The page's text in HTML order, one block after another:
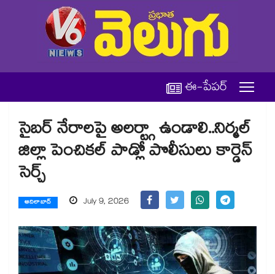
ఈ-పేపర్
సైబర్ నేరాలపై అలర్ట్గా ఉండాలి..నిర్మల్
జిల్లా పెంచికల్ పాడ్లో పొలీసులు కార్డెన్
సెర్చ్
ఆదిలాబాద్ July 9, 2026